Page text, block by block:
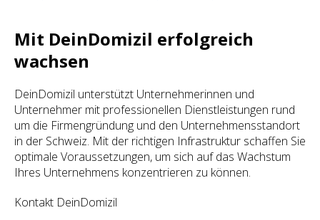
Mit DeinDomizil erfolgreich
wachsen
DeinDomizil unterstützt Unternehmerinnen und
Unternehmer mit professionellen Dienstleistungen rund
um die Firmengründung und den Unternehmensstandort
in der Schweiz. Mit der richtigen Infrastruktur schaffen Sie
optimale Voraussetzungen, um sich auf das Wachstum
Ihres Unternehmens konzentrieren zu können.
Kontakt DeinDomizil